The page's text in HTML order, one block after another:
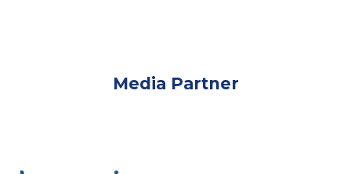
Media Partner